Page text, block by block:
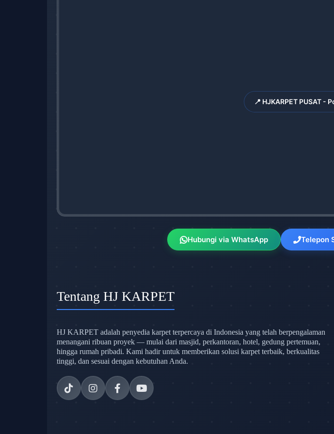
📍 HJKARPET PUSAT -
Hubungi via WhatsApp Telepon
Tentang HJ KARPET
HJ KARPET adalah penyedia karpet terpercaya di Indonesia yang telah berpengalaman
menangani ribuan proyek — mulai dari masjid, perkantoran, hotel, gedung pertemuan,
hingga rumah pribadi. Kami hadir untuk memberikan solusi karpet terbaik, berkualitas
tinggi, dan sesuai dengan kebutuhan Anda.